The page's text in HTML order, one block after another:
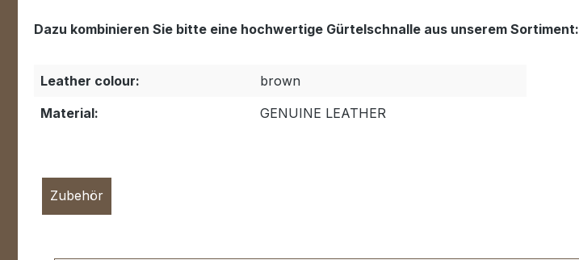
Dazu kombinieren Sie bitte eine hochwertige Gürtelschnalle aus unserem Sortiment:
Leather colour:
brown
Material:
GENUINE LEATHER
Zubehör